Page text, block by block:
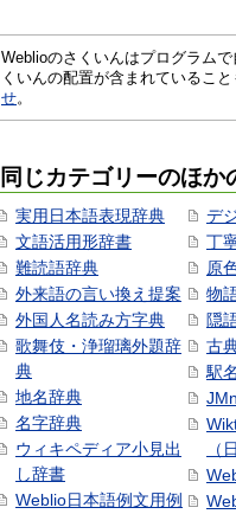
Weblioのさくいんはプログラム
くいんの配置が含まれているこ
せ。
同じカテゴリーのほか
実用日本語表現辞典
文語活用形辞書
難読語辞典
外来語の言い換え提案
外国人名読み方字典
歌舞伎・浄瑠璃外題辞
典
地名辞典
名字辞典
ウィキペディア小見出
し辞書
Weblio日本語例文用例
デ
丁
原
物
隠
古
駅
（